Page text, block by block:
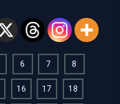
6 7
8
16 17
18